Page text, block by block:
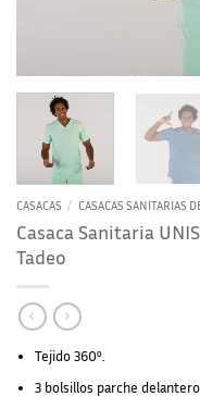
CASACAS / CASACAS SANITARIAS
Casaca Sanitaria
Tadeo
Tejido 360º.
3 bolsillos parche delantero.